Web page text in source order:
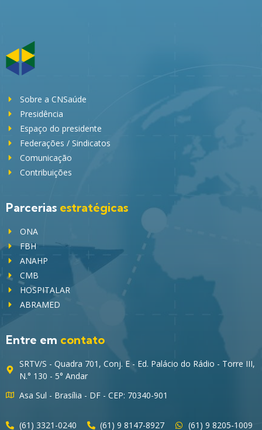
Sobre a CNSaúde
Presidência
Espaço do presidente
Federações / Sindicatos
Comunicação
Contribuições
Parcerias estratégicas
ONA
FBH
ANAHP
CMB
HOSPITALAR
ABRAMED
Entre em contato
SRTV/S - Quadra 701, Conj. E - Ed. Palácio do Rádio - Torre III,
N.° 130 - 5° Andar
Asa Sul - Brasília - DF - CEP: 70340-901
(61) 3321-0240 (61) 9 8147-8927 (61) 9 8205-1009